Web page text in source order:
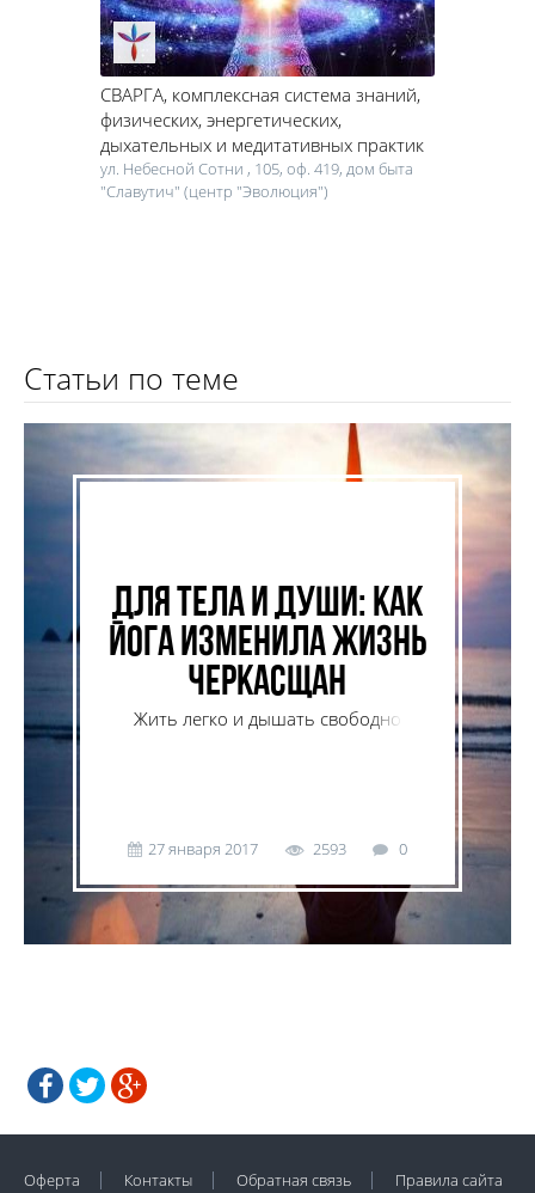
СВАРГА, комплексная система знаний,
физических, энергетических,
дыхательных и медитативных практик
ул. Небесной Сотни , 105, оф. 419, дом быта
"Славутич" (центр "Эволюция")
Статьи по теме
Для тела и души: как
йога изменила жизнь
черкасщан
Жить легко и дышать свободно
черкасщанам помогает йога.
27 января 2017 2593 0
Оферта Контакты Обратная связь Правила сайта